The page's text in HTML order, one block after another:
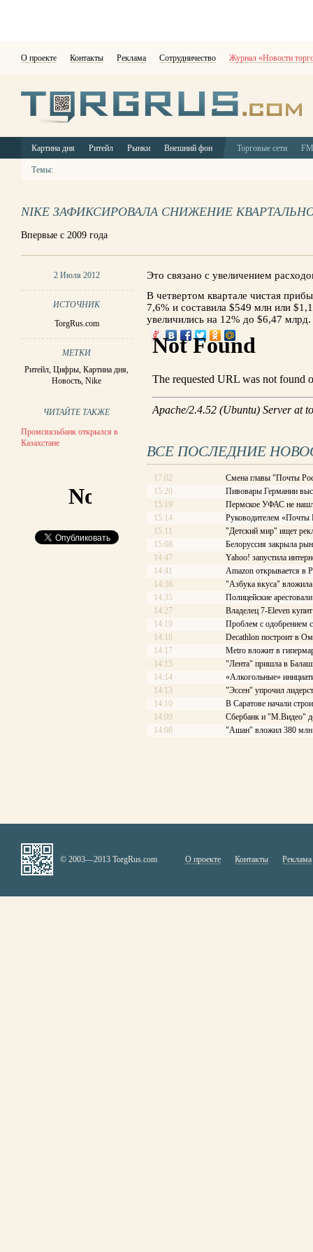
О проекте Контакты Реклама Сотрудничество Журнал «Новости
Картина дня Ритейл Рынки Внешний фон Торговые сети
Темы:
NIKE ЗАФИКСИРОВАЛА СНИЖЕНИЕ
Впервые с 2009 года
2 Июля 2012
ИСТОЧНИК
TorgRus.com
МЕТКИ
Ритейл,Цифры,Картина дня,
Новость,Nike
ЧИТАЙТЕ ТАКЖЕ
Промсвязьбанк открылся в
Казахстане
Это связано с увеличением
В четвертом квартале чистая
7,6% и составила $549 млн или
увеличились на 12% до $6,47 млрд.
ВСЕ ПОСЛЕДНИЕ
17:02
Смена главы "Почты
15:20
Пивовары Германии
15:19
Пермское УФАС не
15:14
Руководителем «Почты
15:11
"Детский мир" ищет
15:08
Белоруссия закрыла
14:47
Yahoo! запустила
14:41
Amazon открывается в
14:36
"Азбука вкуса"
14:35
Полицейские
14:27
Владелец 7-Eleven
14:19
Проблем с одобрением
14:18
Decathlon построит в
14:17
Меtrо вложит в
14:15
"Лента" пришла в
14:14
«Алкогольные»
14:13
"Эссен" упрочил
14:10
В Саратове начали
14:09
Сбербанк и "М.Видео"
14:08
"Ашан" вложил 380 млн
© 2003—2013 TorgRus.com О проекте Контакты Реклама